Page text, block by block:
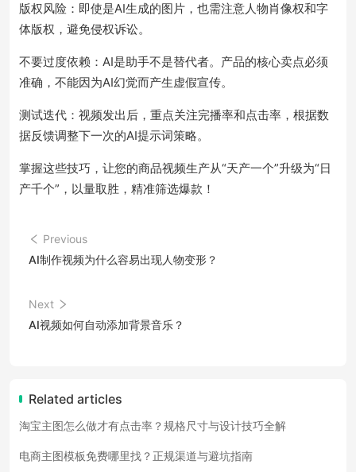
版权风险：即使是AI生成的图片，也需注意人物肖像权和字
体版权，避免侵权诉讼。
不要过度依赖：AI是助手不是替代者。产品的核心卖点必须
准确，不能因为AI幻觉而产生虚假宣传。
测试迭代：视频发出后，重点关注完播率和点击率，根据数
据反馈调整下一次的AI提示词策略。
掌握这些技巧，让您的商品视频生产从“天产一个”升级为“日
产千个”，以量取胜，精准筛选爆款！
Previous
AI制作视频为什么容易出现人物变形？
Next
AI视频如何自动添加背景音乐？
Related articles
淘宝主图怎么做才有点击率？规格尺寸与设计技巧全解
电商主图模板免费哪里找？正规渠道与避坑指南